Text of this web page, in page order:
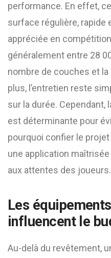
performance. En effet,
surface régulière, rapide
appréciée en
généralement entre 28
nombre de couches et
plus, l’entretien reste
sur la durée. Cependant,
est déterminante pour
pourquoi confier le
une application
aux attentes des joueurs.
Les
influencent le
Au-delà du revêtement,